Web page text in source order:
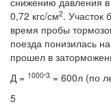
0,72 кгс/см2. Участок
время пробы
поезда понизилась
прошел в
Д = 1000’3 = 600л (по
5